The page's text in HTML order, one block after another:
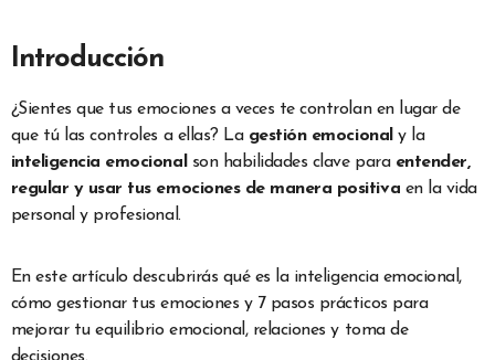
Introducción
¿Sientes que tus emociones a veces te controlan en lugar de
que tú las controles a ellas? La gestión emocionaly la
inteligencia emocionalson habilidades clave para entender,
regular y usar tus emociones de manera positiva en la vida
personal y profesional.
En este artículo descubrirás qué es la inteligencia emocional,
cómo gestionar tus emociones y 7 pasos prácticos para
mejorar tu equilibrio emocional, relaciones y toma de